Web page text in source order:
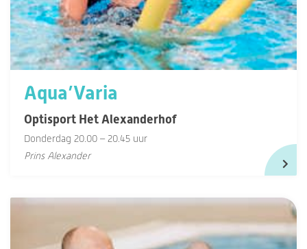
Aqua’Varia
Optisport Het Alexanderhof
Donderdag 20.00 – 20.45 uur
Prins Alexander